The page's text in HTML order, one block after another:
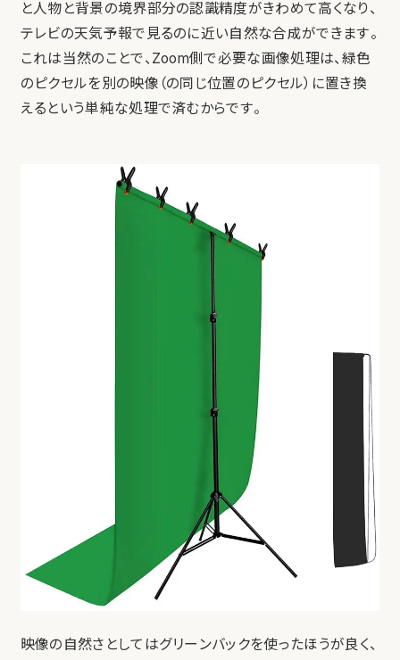
と人物と背景の境界部分の認識精度がきわめて高くなり、
テレビの天気予報で見るのに近い自然な合成ができます。
これは当然のことで、Zoom側で必要な画像処理は、緑色
のピクセルを別の映像（の同じ位置のピクセル）に置き換
えるという単純な処理で済むからです。
映像の自然さとしてはグリーンバックを使ったほうが良く、